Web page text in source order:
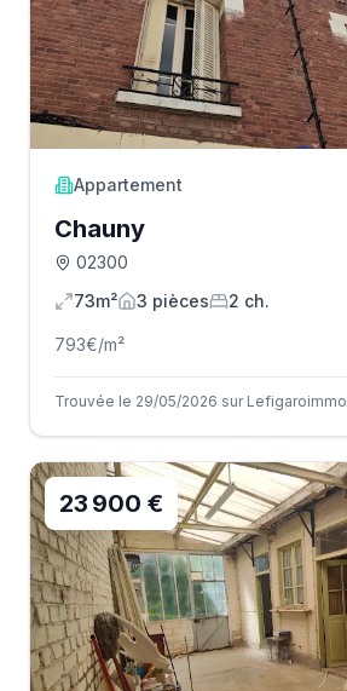
Appartement
Chauny
02300
73m²
3 pièces 2 ch.
793€/m²
Trouvée le 29/05/2026 sur Lefigaroimmo
23 900 €